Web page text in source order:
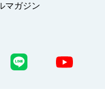
マガジン